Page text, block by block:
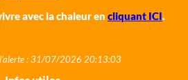
avec la chaleur en cliquant ICI.
l'alerte : 31/07/2026 20:13:03